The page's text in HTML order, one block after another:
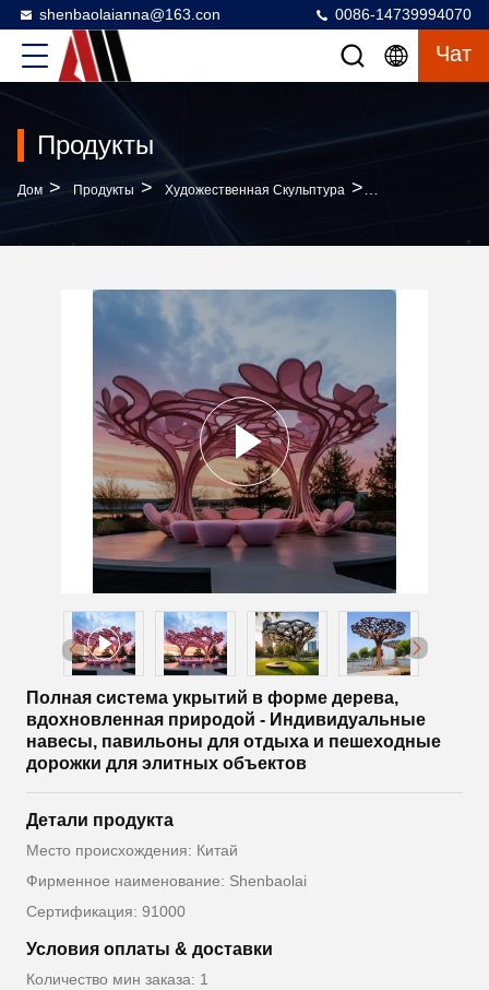
shenbaolaianna@163.con 0086-14739994070
Чат
Продукты
Дом > Продукты > Художественная Скульптура >
Полная система укрытий в форме дерева,
вдохновленная природой - Индивидуальные
навесы, павильоны для отдыха и пешеходные
дорожки для элитных объектов
Детали продукта
Место происхождения: Китай
Фирменное наименование: Shenbaolai
Сертификация: 91000
Условия оплаты & доставки
Количество мин заказа: 1